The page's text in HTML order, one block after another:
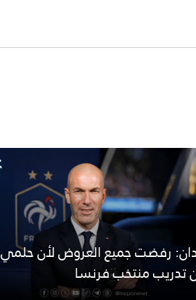
رفضت جميع العروض لأن حلمي
تدريب منتخب فرنسا